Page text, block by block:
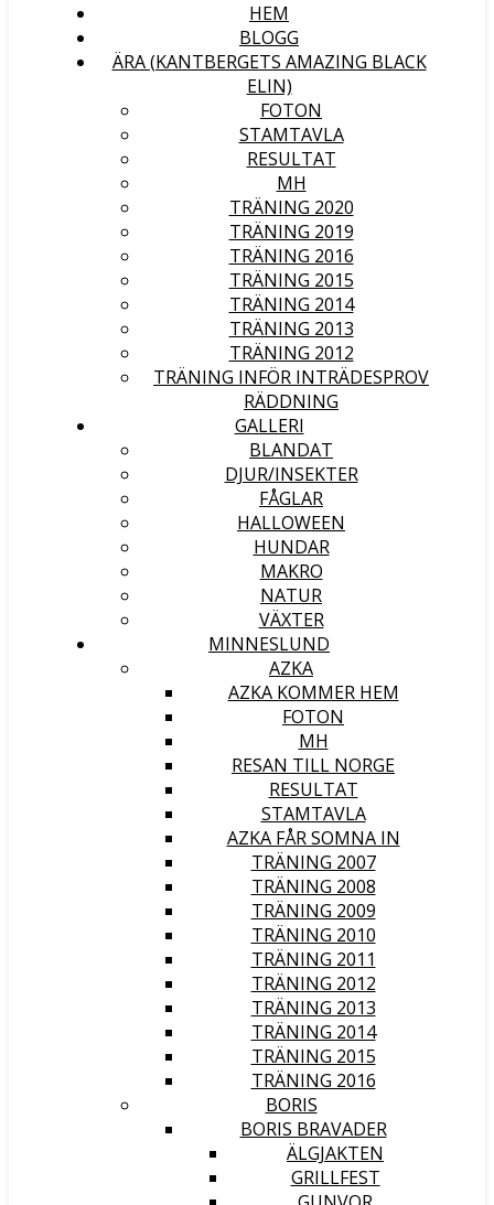
HEM
BLOGG
ÄRA (KANTBERGETS AMAZING BLACK
ELIN)
FOTON
STAMTAVLA
RESULTAT
MH
TRÄNING 2020
TRÄNING 2019
TRÄNING 2016
TRÄNING 2015
TRÄNING 2014
TRÄNING 2013
TRÄNING 2012
TRÄNING INFÖR INTRÄDESPROV
RÄDDNING
GALLERI
BLANDAT
DJUR/INSEKTER
FÅGLAR
HALLOWEEN
HUNDAR
MAKRO
NATUR
VÄXTER
MINNESLUND
AZKA
AZKA KOMMER HEM
FOTON
MH
RESAN TILL NORGE
RESULTAT
STAMTAVLA
AZKA FÅR SOMNA IN
TRÄNING 2007
TRÄNING 2008
TRÄNING 2009
TRÄNING 2010
TRÄNING 2011
TRÄNING 2012
TRÄNING 2013
TRÄNING 2014
TRÄNING 2015
TRÄNING 2016
BORIS
BORIS BRAVADER
ÄLGJAKTEN
GRILLFEST